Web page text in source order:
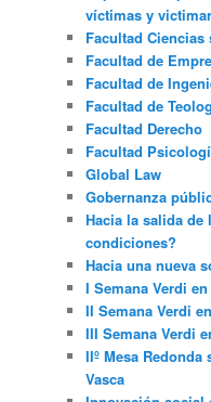
víctimas y
Facultad
Facultad de
Facultad de
Facultad de
Facultad Derecho
Facultad
Global Law
Gobernanza
Hacia la salida
condiciones?
Hacia una nueva
I Semana Verdi
II Semana Verdi
III Semana Verdi
IIº Mesa
Vasca